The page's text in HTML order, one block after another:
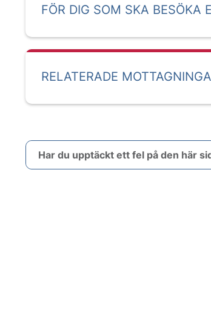
FÖR DIG SOM SKA BESÖKA
RELATERADE
Har du upptäckt ett fel på den här